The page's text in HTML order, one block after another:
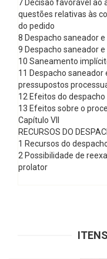
7 Decisão favorável ao
questões relativas às
do pedido
8 Despacho saneador
9 Despacho saneador
10 Saneamento
11 Despacho saneador
pressupostos
12 Efeitos do
13 Efeitos sobre o
Capítulo VII
RECURSOS DO
1 Recursos do
2 Possibilidade de
prolator